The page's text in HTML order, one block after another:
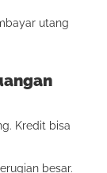
utang
Kredit bisa
besar.